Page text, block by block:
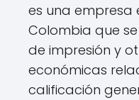
es una empresa
Colombia que
de impresión y
económicas
calificación